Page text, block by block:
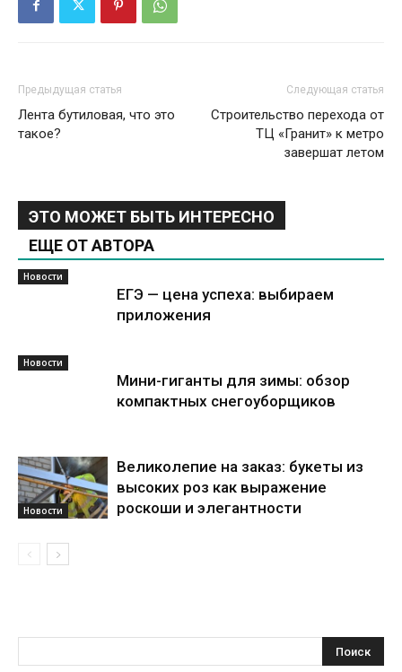
Предыдущая статья
Лента бутиловая, что это
такое?
Следующая статья
Строительство перехода от
ТЦ «Гранит» к метро
завершат летом
ЭТО МОЖЕТ БЫТЬ ИНТЕРЕСНО
ЕЩЕ ОТ АВТОРА
Новости
ЕГЭ — цена успеха: выбираем
приложения
Новости
Мини-гиганты для зимы: обзор
компактных снегоуборщиков
Новости
Великолепие на заказ: букеты из
высоких роз как выражение
роскоши и элегантности